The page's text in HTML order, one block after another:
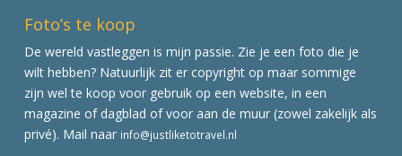
Foto’s te koop
De wereld vastleggen is mijn passie. Zie je een foto die je
wilt hebben? Natuurlijk zit er copyright op maar sommige
zijn wel te koop voor gebruik op een website, in een
magazine of dagblad of voor aan de muur (zowel zakelijk als
privé). Mail naar info@justliketotravel.nl